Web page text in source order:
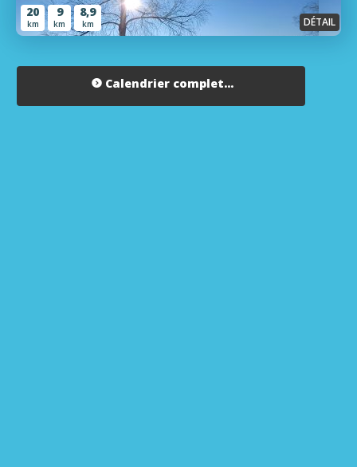
20
km
9
km
8,9
km DÉTAIL
Calendrier complet...